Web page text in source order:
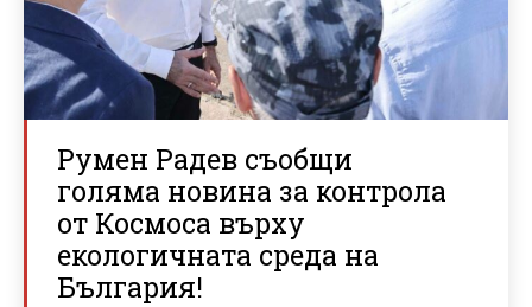
Румен Радев съобщи
голяма новина за контрола
от Космоса върху
екологичната среда на
България!